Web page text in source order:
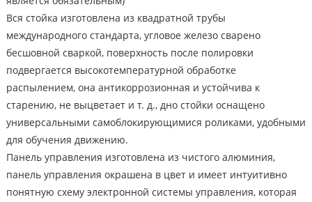
Вся стойка изготовлена ​​из квадратной трубы
международного стандарта, угловое железо сварено
бесшовной сваркой, поверхность после полировки
подвергается высокотемпературной обработке
распылением, она антикоррозионная и устойчива к
старению, не выцветает и т. д., дно стойки оснащено
универсальными самоблокирующимися роликами, удобными
для обучения движению.
Панель управления изготовлена ​​из чистого алюминия,
панель управления окрашена в цвет и имеет интуитивно
понятную схему электронной системы управления, которая